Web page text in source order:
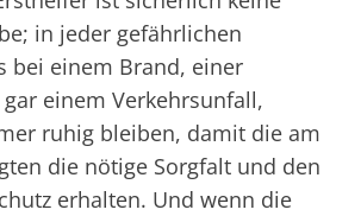
in jeder gefährlichen
bei einem Brand, einer
einem Verkehrsunfall,
ruhig bleiben, damit die am
die nötige Sorgfalt und den
erhalten. Und wenn die